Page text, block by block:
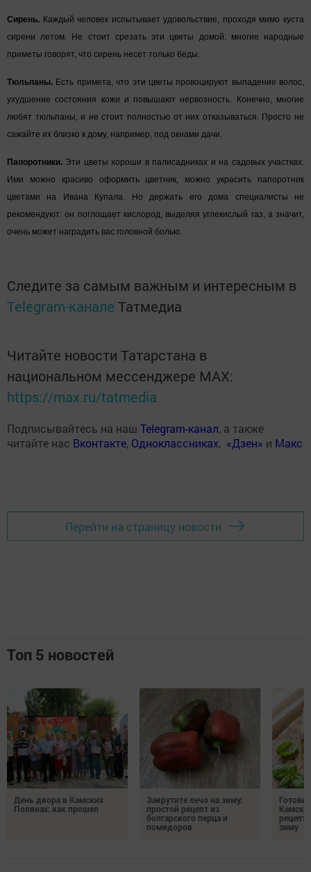
Сирень. Каждый человек испытывает удовольствие, проходя мимо куста
сирени летом. Не стоит срезать эти цветы домой: многие народные
приметы говорят, что сирень несет только беды.
Тюльпаны. Есть примета, что эти цветы провоцируют выпадение волос,
ухудшение состояния кожи и повышают нервозность. Конечно, многие
любят тюльпаны, и не стоит полностью от них отказываться. Просто не
сажайте их близко к дому, например, под окнами дачи.
Папоротники. Эти цветы хороши в палисадниках и на садовых участках.
Ими можно красиво оформить цветник, можно украсить папоротник
цветами на Ивана Купала. Но держать его дома специалисты не
рекомендуют: он поглощает кислород, выделяя углекислый газ, а значит,
очень может наградить вас головной болью.
Следите за самым важным и интересным в
Telegram-канале Татмедиа
Читайте новости Татарстана в
национальном мессенджере MАХ:
https://max.ru/tatmedia
Подписывайтесь на наш Telegram-канал, а также
читайте нас Вконтакте, Одноклассниках, «Дзен» и Макс
Перейти на страницу новости
Топ 5 новостей
День двора в Камских
Полянах: как прошел
Закрутите лечо на зиму:
простой рецепт из
болгарского перца и
помидоров
зиму